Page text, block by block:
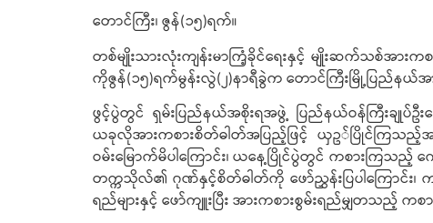
တောင်ကြီး၊ ဇွန်(၁၅)ရက်။
တစ်မျိုးသားလုံးကျန်းမာကြံ့ခိုင်ရေးနှင့် မျိုးဆက်သစ်အား
ကိုဇွန်(၁၅)ရက်မွန်းလွဲ(၂)နာရီခွဲက တောင်ကြီးမြို့ပြည်နယ်အ
ဖွင့်ပွဲတွင် ရှမ်းပြည်နယ်အစိုးရအဖွဲ့ ပြည်နယ်ဝန်ကြီးချုပ်ဦ
ယခုလိုအားကစားစိတ်ဓါတ်အပြည့်ဖြင့် ယှဥ်ပြိုင်ကြသည့်အ
ဝမ်းမြောက်မိပါကြောင်း၊ ယနေ့ပြိုင်ပွဲတွင် ကစားကြသ
တက္ကသိုလ်၏ ဂုဏ်နှင့်စိတ်ဓါတ်ကို ဖော်ညွှန်းပြပါကြောင်း
ရည်များနှင့် ဖော်ကျူးပြီး အားကစားစွမ်းရည်မျှတသည့် ကစာ